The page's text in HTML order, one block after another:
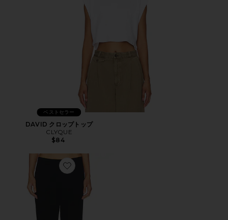
ベストセラー
DAVID クロップトップ
CLYQUE
$84
Favorite TOMMY ワイドレッグパンツ